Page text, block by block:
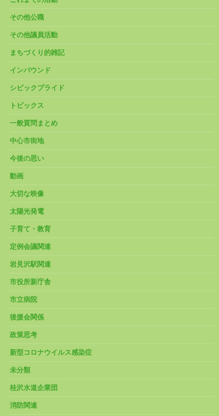
その他公職
その他議員活動
まちづくり的雑記
インバウンド
シビックプライド
トピックス
一般質問まとめ
中心市街地
今後の思い
動画
大切な映像
太陽光発電
子育て・教育
定例会議関連
岩見沢駅関連
市役所新庁舎
市立病院
後援会関係
政策思考
新型コロナウイルス感染症
未分類
桂沢水道企業団
消防関連